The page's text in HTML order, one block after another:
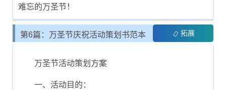
难忘的万圣节！
第6篇：万圣节庆祝活动策划书范本 拓展
万圣节活动策划方案
一、活动目的：